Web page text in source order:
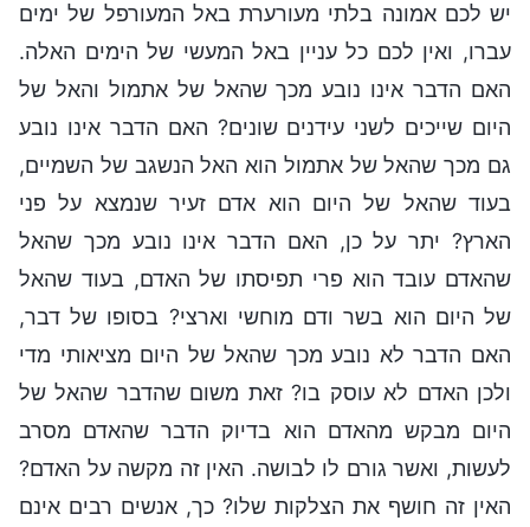
יש לכם אמונה בלתי מעורערת באל המעורפל של ימים
עברו, ואין לכם כל עניין באל המעשי של הימים האלה.
האם הדבר אינו נובע מכך שהאל של אתמול והאל של
היום שייכים לשני עידנים שונים? האם הדבר אינו נובע
גם מכך שהאל של אתמול הוא האל הנשגב של השמיים,
בעוד שהאל של היום הוא אדם זעיר שנמצא על פני
הארץ? יתר על כן, האם הדבר אינו נובע מכך שהאל
שהאדם עובד הוא פרי תפיסתו של האדם, בעוד שהאל
של היום הוא בשר ודם מוחשי וארצי? בסופו של דבר,
האם הדבר לא נובע מכך שהאל של היום מציאותי מדי
ולכן האדם לא עוסק בו? זאת משום שהדבר שהאל של
היום מבקש מהאדם הוא בדיוק הדבר שהאדם מסרב
לעשות, ואשר גורם לו לבושה. האין זה מקשה על האדם?
האין זה חושף את הצלקות שלו? כך, אנשים רבים אינם